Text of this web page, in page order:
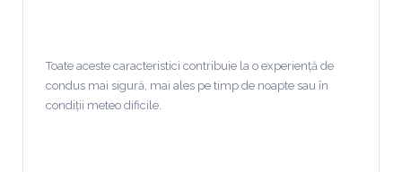
Toate aceste caracteristici contribuie la o experiență de
condus mai sigură, mai ales pe timp de noapte sau în
condiții meteo dificile.